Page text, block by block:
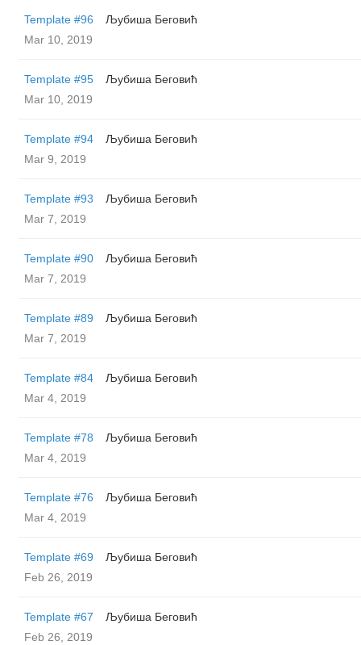
Template #96
Љубиша Беговић
Mar 10, 2019
Template #95
Љубиша Беговић
Mar 10, 2019
Template #94
Љубиша Беговић
Mar 9, 2019
Template #93
Љубиша Беговић
Mar 7, 2019
Template #90
Љубиша Беговић
Mar 7, 2019
Template #89
Љубиша Беговић
Mar 7, 2019
Template #84
Љубиша Беговић
Mar 4, 2019
Template #78
Љубиша Беговић
Mar 4, 2019
Template #76
Љубиша Беговић
Mar 4, 2019
Template #69
Љубиша Беговић
Feb 26, 2019
Template #67
Љубиша Беговић
Feb 26, 2019